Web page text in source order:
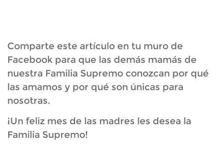
Comparte este artículo en tu muro de
Facebook para que las demás mamás de
nuestra Familia Supremo conozcan por qué
las amamos y por qué son únicas para
nosotras.
¡Un feliz mes de las madres les desea la
Familia Supremo!